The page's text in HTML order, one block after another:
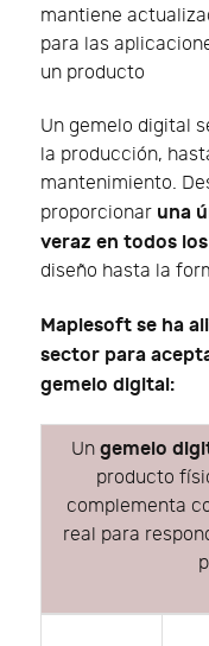
mantiene
para las
un producto
Un gemelo digital
la producción,
mantenimiento.
proporcionar una
veraz en todos
diseño hasta la
Maplesoft se ha
sector para
gemelo digital:
Un gemelo
producto
complementa
real para